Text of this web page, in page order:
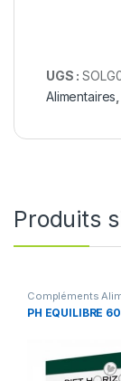
UGS :
Alimentaires
Produits
Compléments
Santé
PH EQUILIBRE